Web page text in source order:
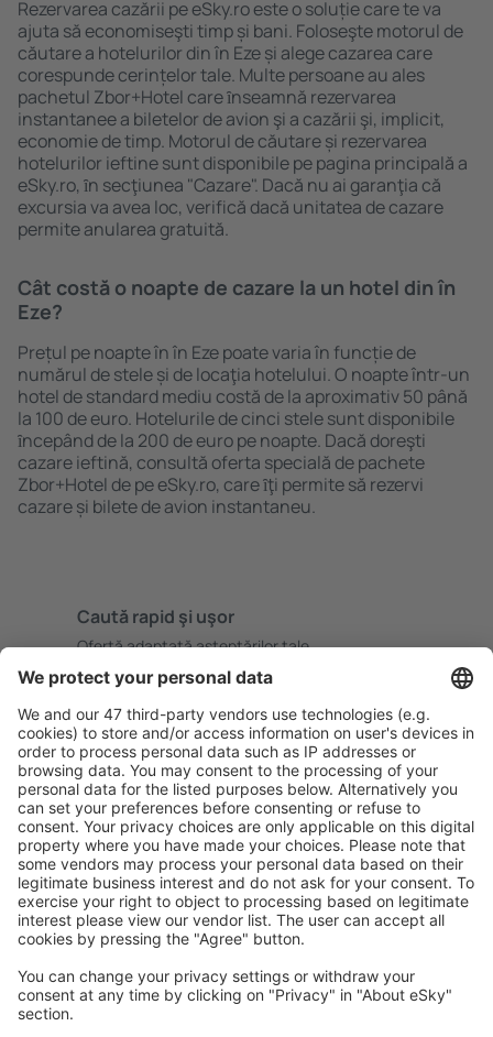
Rezervarea cazării pe eSky.ro este o soluție care te va
ajuta să economiseşti timp și bani. Foloseşte motorul de
căutare a hotelurilor din în Eze și alege cazarea care
corespunde cerințelor tale. Multe persoane au ales
pachetul Zbor+Hotel care ȋnseamnă rezervarea
instantanee a biletelor de avion şi a cazării şi, implicit,
economie de timp. Motorul de căutare și rezervarea
hotelurilor ieftine sunt disponibile pe pagina principală a
eSky.ro, ȋn secţiunea "Cazare". Dacă nu ai garanţia că
excursia va avea loc, verifică dacă unitatea de cazare
permite anularea gratuită.
Cât costă o noapte de cazare la un hotel din în
Eze?
Prețul pe noapte în în Eze poate varia în funcție de
numărul de stele și de locaţia hotelului. O noapte într-un
hotel de standard mediu costă de la aproximativ 50 până
la 100 de euro. Hotelurile de cinci stele sunt disponibile
ȋncepând de la 200 de euro pe noapte. Dacă doreşti
cazare ieftină, consultă oferta specială de pachete
Zbor+Hotel de pe eSky.ro, care ȋţi permite să rezervi
cazare și bilete de avion instantaneu.
Caută rapid şi uşor
Ofertă adaptată aşteptărilor tale.
Planifică ȋn siguranţă
Rezervare fără griji cu opțiune gratuită de anulare.
Economiseşte mai mult
Prețuri atractive și oferte speciale pentru utilizatorii
conectați.
Cazarea preferată
Alege din peste 1,3 mil. de opţiuni: hoteluri, cabane,